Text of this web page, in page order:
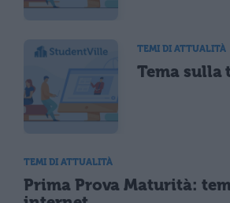
TEMI DI ATTUALITÀ
Tema sulla
TEMI DI ATTUALITÀ
Prima Prova Maturità: